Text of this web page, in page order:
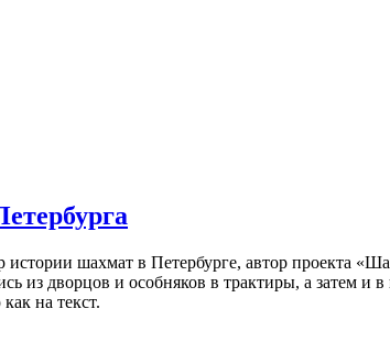
истории шахмат в Петербурге, автор проекта
из дворцов и особняков в трактиры, а затем
на текст.